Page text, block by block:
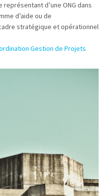
d’une ONG dans
d’aide ou de
stratégique et opérationnel
Gestion de Projets